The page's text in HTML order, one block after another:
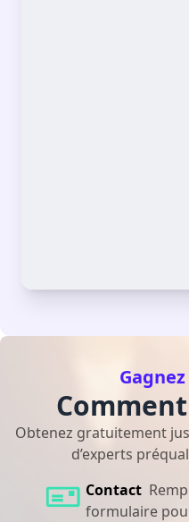
Obtenez gratuitement
d’experts
Contact
formulaire